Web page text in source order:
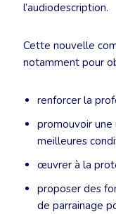
l’audiodescription.
Cette nouvelle
notamment pour
renforcer la
promouvoir
meilleures
œuvrer à la
proposer des
de parrainage